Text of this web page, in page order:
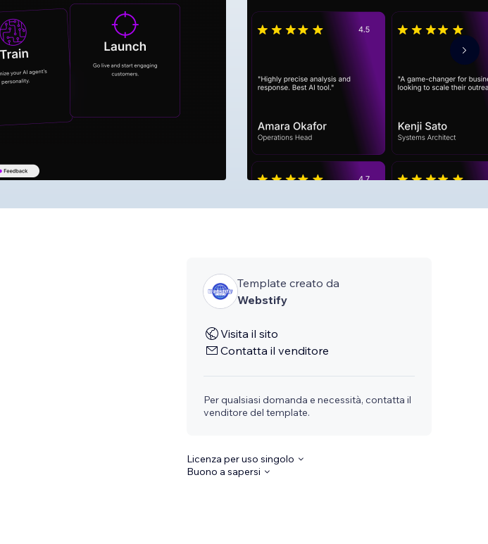
Template creato da
Webstify
Visita il sito
Contatta il venditore
Per qualsiasi domanda e necessità, contatta il
venditore del template.
Licenza per uso singolo
Buono a sapersi